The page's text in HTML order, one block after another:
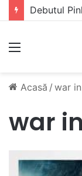
Debutul
Meniu
Acasă / war
war